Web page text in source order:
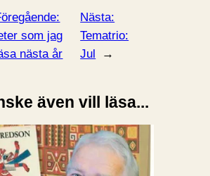
som jag
nästa år
Nästa:
Tematrio:
Jul
→
även vill läsa...